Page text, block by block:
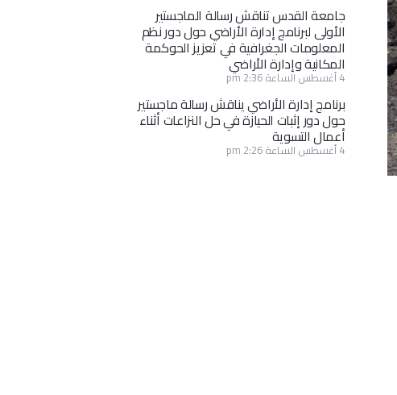
جامعة القدس تناقش رسالة الماجستير
الأولى لبرنامج إدارة الأراضي حول دور نظم
المعلومات الجغرافية في تعزيز الحوكمة
المكانية وإدارة الأراضي
4 أغسطس الساعة 2:36 pm
برنامج إدارة الأراضي يناقش رسالة ماجستير
حول دور إثبات الحيازة في حل النزاعات أثناء
أعمال التسوية
4 أغسطس الساعة 2:26 pm